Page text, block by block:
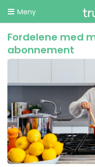
Meny
Fordelene med
abonnement